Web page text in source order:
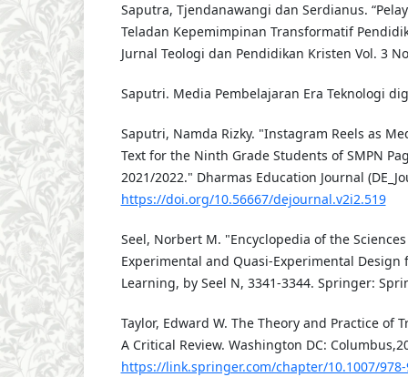
Saputra, Tjendanawangi dan Serdianus.
Teladan Kepemimpinan Transformatif
Jurnal Teologi dan Pendidikan Kristen Vol. 3
Saputri. Media Pembelajaran Era Teknologi
Saputri, Namda Rizky. "Instagram Reels as
Text for the Ninth Grade Students of SMPN
2021/2022." Dharmas Education Journal
https://doi.org/10.56667/dejournal.v2i2.519
Seel, Norbert M. "Encyclopedia of the
Experimental and Quasi-Experimental Design
Learning, by Seel N, 3341-3344. Springer:
Taylor, Edward W. The Theory and Practice of
A Critical Review. Washington DC:
https://link.springer.com/chapter/10.1007/978-